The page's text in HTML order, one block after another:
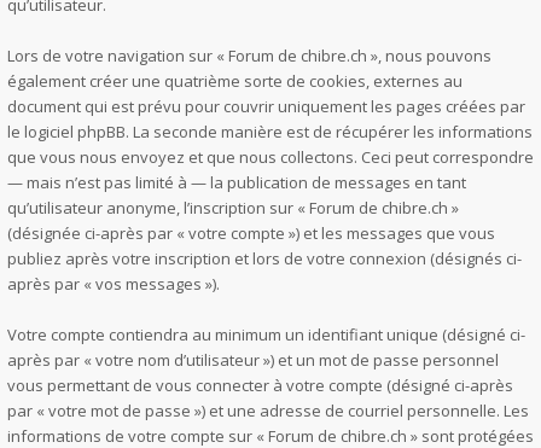
qu’utilisateur.
Lors de votre navigation sur « Forum de chibre.ch », nous pouvons
également créer une quatrième sorte de cookies, externes au
document qui est prévu pour couvrir uniquement les pages créées par
le logiciel phpBB. La seconde manière est de récupérer les informations
que vous nous envoyez et que nous collectons. Ceci peut correspondre
— mais n’est pas limité à — la publication de messages en tant
qu’utilisateur anonyme, l’inscription sur « Forum de chibre.ch »
(désignée ci-après par « votre compte ») et les messages que vous
publiez après votre inscription et lors de votre connexion (désignés ci-
après par « vos messages »).
Votre compte contiendra au minimum un identifiant unique (désigné ci-
après par « votre nom d’utilisateur ») et un mot de passe personnel
vous permettant de vous connecter à votre compte (désigné ci-après
par « votre mot de passe ») et une adresse de courriel personnelle. Les
informations de votre compte sur « Forum de chibre.ch » sont protégées